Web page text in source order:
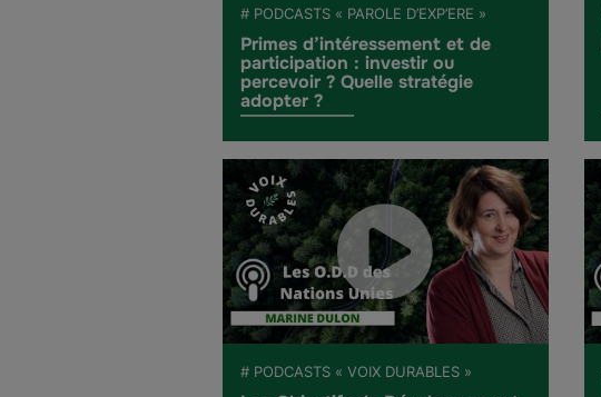
# PODCASTS « PAROLE D’EXP’ERE »
Primes d’intéressement et de
participation : investir ou
percevoir ? Quelle stratégie
adopter ?
# PODCASTS « VOIX DURABLES »